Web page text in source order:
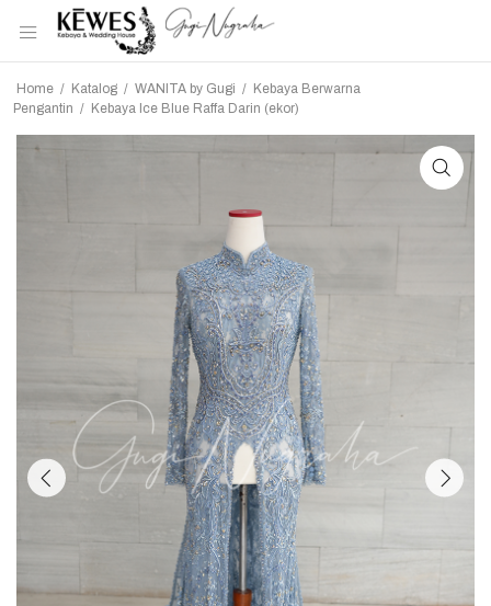
Home / Katalog / WANITA by Gugi / Kebaya Berwarna
Pengantin / Kebaya Ice Blue Raffa Darin (ekor)